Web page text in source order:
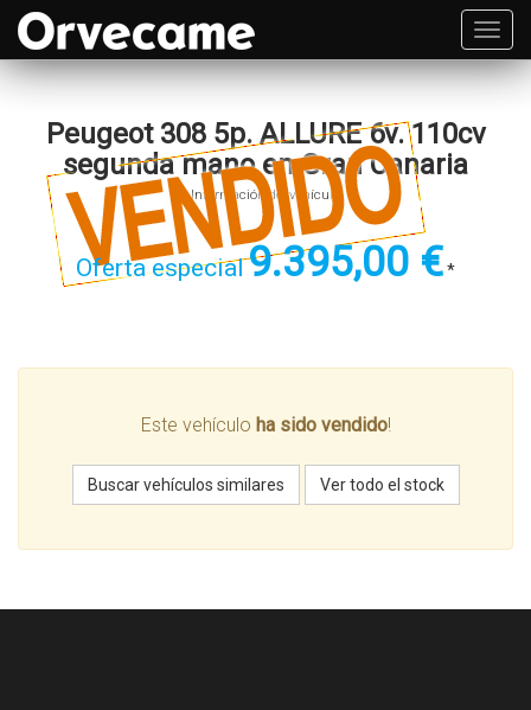
Peugeot 308 5p. ALLURE 6v. 110cv
segunda mano en Gran Canaria
Información del vehículo
Oferta especial9.395,00 €*
Este vehículo ha sido vendido!
Buscar vehículos similares Ver todo el stock